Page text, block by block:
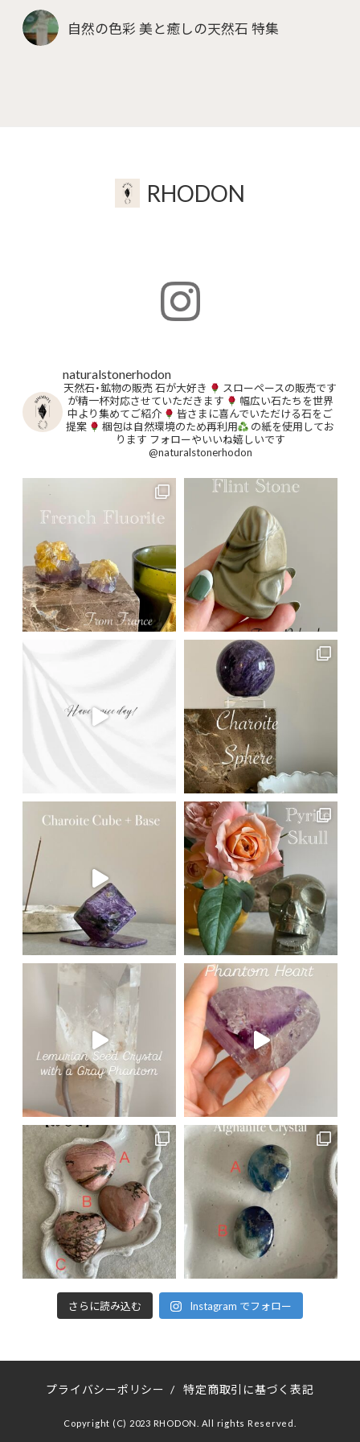
自然の色彩 美と癒しの天然石 特集
RHODON
naturalstonerhodon
天然石・鉱物の販売石が大好き
スローペースの販売です
が精一杯対応させていただきます
幅広い石たちを世界
中より集めてご紹介
皆さまに喜んでいただける石をご
提案
梱包は自然環境のため再利用
の紙を使用してお
ります フォローやいいね嬉しいです
@naturalstonerhodon
さらに読み込む Instagram でフォロー
プライバシーポリシー / 特定商取引に基づく表記
Copyright (C) 2023 RHODON. All rights Reserved.